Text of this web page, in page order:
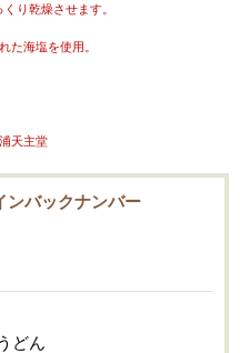
り乾燥させます。
た海塩を使用。
天主堂
ンバックナンバー
どん